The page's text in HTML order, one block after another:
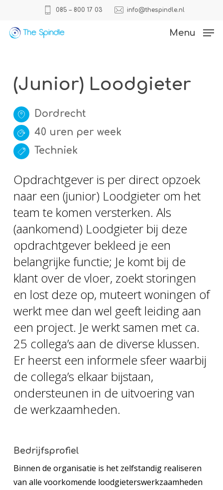
main
085 – 800 17 03 info@thespindle.nl
Menu
(Junior) Loodgieter
Dordrecht
40 uren per week
Techniek
Opdrachtgever is per direct opzoek
naar een (junior) Loodgieter om het
team te komen versterken. Als
(aankomend) Loodgieter bij deze
opdrachtgever bekleed je een
belangrijke functie; Je komt bij de
klant over de vloer, zoekt storingen
en lost deze op, muteert woningen of
werkt mee dan wel geeft leiding aan
een project. Je werkt samen met ca.
25 collega’s aan de diverse klussen.
Er heerst een informele sfeer waarbij
de collega’s elkaar bijstaan,
ondersteunen in de uitvoering van
de werkzaamheden.
Bedrijfsprofiel
Binnen de organisatie is het zelfstandig realiseren
van alle voorkomende loodgieterswerkzaamheden
Close